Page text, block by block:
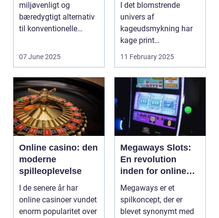
miljøvenligt og
bæredygtigt alternativ
til konventionelle
07 June 2025
I det blomstrende
univers af
kageudsmykning har
kage print
revolutioneret måden,
11 February 2025
Online casino: den
moderne
spilleoplevelse
I de senere år har
online casinoer vundet
enorm popularitet over
Megaways Slots:
En revolution
inden for online
spilleautomater
Megaways er et
spilkoncept, der er
blevet synonymt med